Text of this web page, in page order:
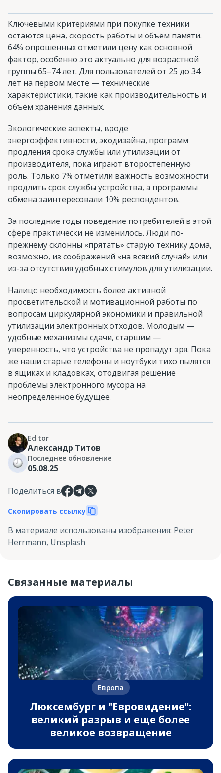
Ключевыми критериями при покупке техники
остаются цена, скорость работы и объём памяти.
64% опрошенных отметили цену как основной
фактор, особенно это актуально для возрастной
группы 65–74 лет. Для пользователей от 25 до 34
лет на первом месте — технические
характеристики, такие как производительность и
объём хранения данных.
Экологические аспекты, вроде
энергоэффективности, экодизайна, программ
продления срока службы или утилизации от
производителя, пока играют второстепенную
роль. Только 7% отметили важность возможности
продлить срок службы устройства, а программы
обмена заинтересовали 10% респондентов.
За последние годы поведение потребителей в этой
сфере практически не изменилось. Люди по-
прежнему склонны «прятать» старую технику дома,
возможно, из соображений «на всякий случай» или
из-за отсутствия удобных стимулов для утилизации.
Налицо необходимость более активной
просветительской и мотивационной работы по
вопросам циркулярной экономики и правильной
утилизации электронных отходов. Молодым —
удобные механизмы сдачи, старшим —
уверенность, что устройства не пропадут зря. Пока
же наши старые телефоны и ноутбуки тихо пылятся
в ящиках и кладовках, отодвигая решение
проблемы электронного мусора на
неопределённое будущее.
Editor
Александр Титов
Последнее обновление
05.08.25
Поделиться в
Скопировать ссылку
В материале использованы изображения: Peter
Herrmann, Unsplash
Связанные материалы
Европа
Люксембург и "Евровидение":
великий разрыв и еще более
великое возвращение